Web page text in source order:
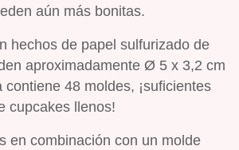
aún más bonitas.
hechos de papel sulfurizado de
aproximadamente Ø 5 x 3,2 cm
contiene 48 moldes, ¡suficientes
cupcakes llenos!
en combinación con un molde